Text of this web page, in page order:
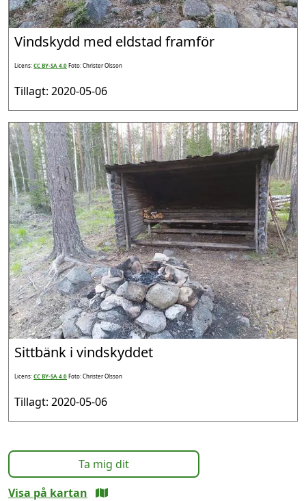
Vindskydd med eldstad framför
Licens:CC BY-SA 4.0Foto: Christer Olsson
Tillagt: 2020-05-06
Sittbänk i vindskyddet
Licens:CC BY-SA 4.0Foto: Christer Olsson
Tillagt: 2020-05-06
Ta mig dit
Visa på kartan